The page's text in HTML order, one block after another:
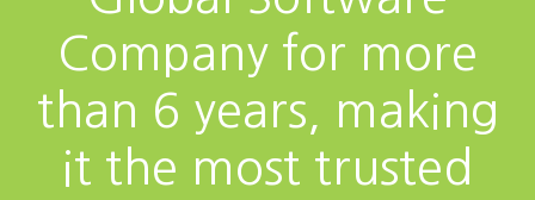
Company for more
than 6 years, making
it the most trusted